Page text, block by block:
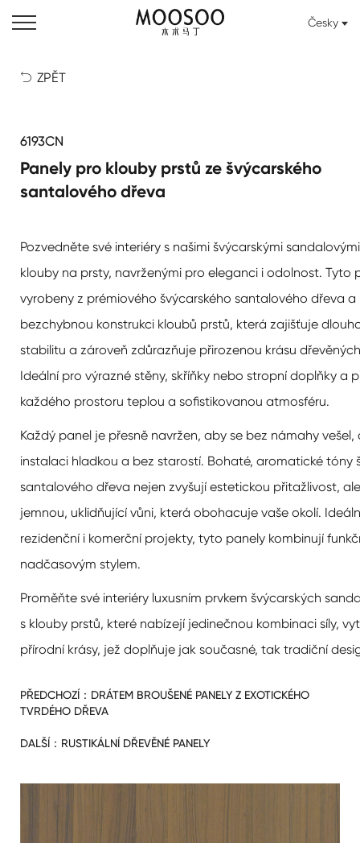
Česky
 ZPĚT
6193CN
Panely pro klouby prstů ze švýcarského
santalového dřeva
Pozvedněte své interiéry s našimi švýcarskými
klouby na prsty, navrženými pro eleganci i odolnost. Tyto
vyrobeny z prémiového švýcarského santalového dřeva
bezchybnou konstrukci kloubů prstů, která zajišťuje
stabilitu a zároveň zdůrazňuje přirozenou krásu
Ideální pro výrazné stěny, skříňky nebo stropní doplňky a
každého prostoru teplou a sofistikovanou atmosféru.
Každý panel je přesně navržen, aby se bez námahy
instalaci hladkou a bez starostí. Bohaté, aromatické tóny
santalového dřeva nejen zvyšují estetickou přitažlivost,
jemnou, uklidňující vůni, která obohacuje vaše okolí.
rezidenční i komerční projekty, tyto panely kombinují
nadčasovým stylem.
Proměňte své interiéry luxusním prvkem švýcarských
s klouby prstů, které nabízejí jedinečnou kombinaci síly,
přírodní krásy, jež doplňuje jak současné, tak tradiční
PŘEDCHOZÍ： DRÁTEM BROUŠENÉ PANELY Z EXOTICKÉHO
TVRDÉHO DŘEVA
DALŠÍ： RUSTIKÁLNÍ DŘEVĚNÉ PANELY